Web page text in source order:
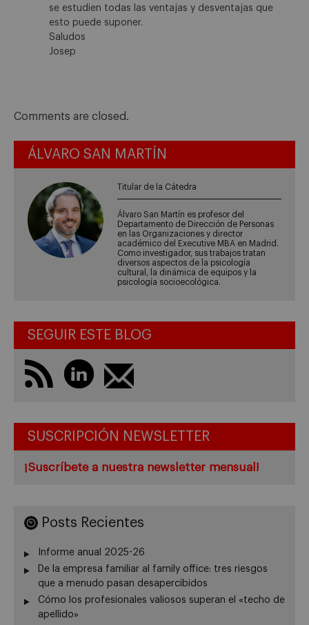
se estudien todas las ventajas y desventajas que
esto puede suponer.
Saludos
Josep
Comments are closed.
ÁLVARO SAN MARTÍN
Titular de la Cátedra
Álvaro San Martín es profesor del
Departamento de Dirección de Personas
en las Organizaciones y director
académico del Executive MBA en Madrid.
Como investigador, sus trabajos tratan
diversos aspectos de la psicología
cultural, la dinámica de equipos y la
psicología socioecológica.
SEGUIR ESTE BLOG
SUSCRIPCIÓN NEWSLETTER
¡Suscríbete a nuestra newsletter mensual!
Posts Recientes
Informe anual 2025-26
De la empresa familiar al family office: tres riesgos
que a menudo pasan desapercibidos
Cómo los profesionales valiosos superan el «techo de
apellido»